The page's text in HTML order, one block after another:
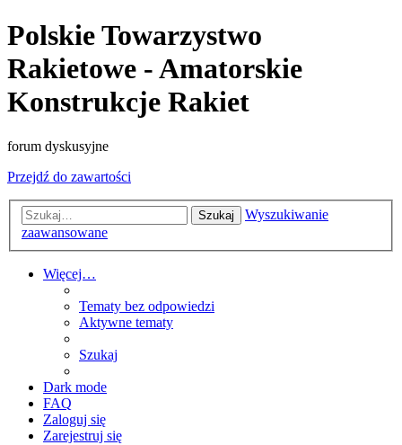
Polskie Towarzystwo
Rakietowe - Amatorskie
Konstrukcje Rakiet
forum dyskusyjne
Przejdź do zawartości
Szukaj
Wyszukiwanie
zaawansowane
Więcej…
Tematy bez odpowiedzi
Aktywne tematy
Szukaj
Dark mode
FAQ
Zaloguj się
Zarejestruj się